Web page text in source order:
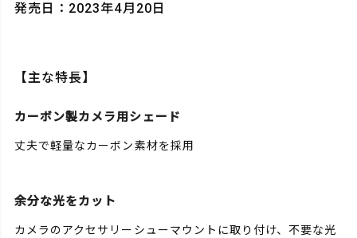
発売日：2023年4月20日
【主な特長】
カーボン製カメラ用シェード
丈夫で軽量なカーボン素材を採用
余分な光をカット
カメラのアクセサリーシューマウントに取り付け、不要な光